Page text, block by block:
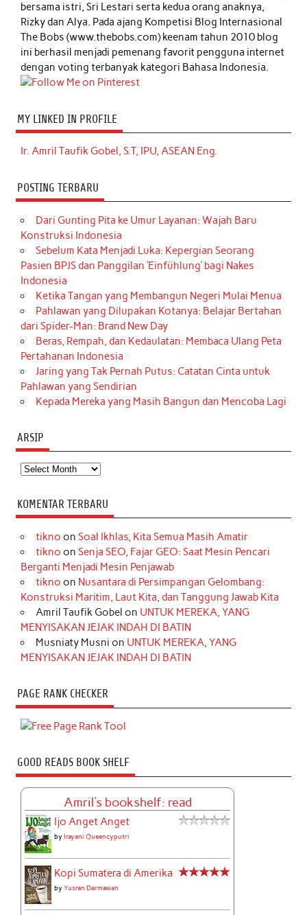
bersama istri, Sri Lestari serta kedua orang anaknya,
Rizky dan Alya. Pada ajang Kompetisi Blog Internasional
The Bobs (www.thebobs.com) keenam tahun 2010 blog
ini berhasil menjadi pemenang favorit pengguna internet
dengan voting terbanyak kategori Bahasa Indonesia.
MY LINKED IN PROFILE
Ir. Amril Taufik Gobel, S.T, IPU, ASEAN Eng.
POSTING TERBARU
Dari Gunting Pita ke Umur Layanan: Wajah Baru
Konstruksi Indonesia
Sebelum Kata Menjadi Luka: Kepergian Seorang
Pasien BPJS dan Panggilan ‘Einfühlung’ bagi Nakes
Indonesia
Ketika Tangan yang Membangun Negeri Mulai Menua
Pahlawan yang Dilupakan Kotanya: Belajar Bertahan
dari Spider-Man: Brand New Day
Beras, Rempah, dan Kedaulatan: Membaca Ulang Peta
Pertahanan Indonesia
Jaring yang Tak Pernah Putus: Catatan Cinta untuk
Pahlawan yang Sendirian
Kepada Mereka yang Masih Bangun dan Mencoba Lagi
ARSIP
Arsip
KOMENTAR TERBARU
tikno on Soal Ikhlas, Kita Semua Masih Amatir
tikno on Senja SEO, Fajar GEO: Saat Mesin Pencari
Berganti Menjadi Mesin Penjawab
tikno on Nusantara di Persimpangan Gelombang:
Konstruksi Maritim, Laut Kita, dan Tanggung Jawab Kita
Amril Taufik Gobel on UNTUK MEREKA, YANG
MENYISAKAN JEJAK INDAH DI BATIN
Musniaty Musni on UNTUK MEREKA, YANG
MENYISAKAN JEJAK INDAH DI BATIN
PAGE RANK CHECKER
GOOD READS BOOK SHELF
Amril's bookshelf: read
Ijo Anget Anget
byIrayani Queencyputri
Kopi Sumatera di Amerika
byYusran Darmawan